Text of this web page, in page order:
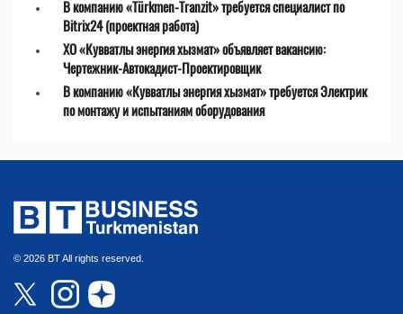
В компанию «Türkmen-Tranzit» требуется специалист по
Bitrix24 (проектная работа)
ХО «Кувватлы энергия хызмат» объявляет вакансию:
Чертежник-Автокадист-Проектировщик
В компанию «Кувватлы энергия хызмат» требуется Электрик
по монтажу и испытаниям оборудования
© 2026 BT All rights reserved.